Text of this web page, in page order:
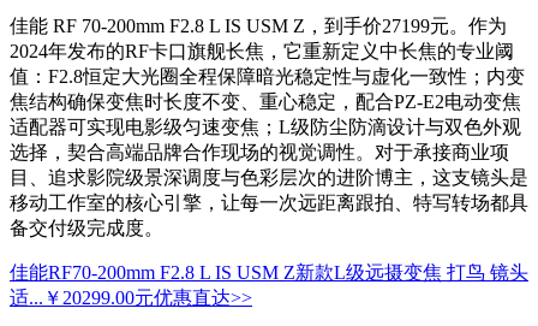
佳能 RF 70-200mm F2.8 L IS USM Z，到手价27199元。作为
2024年发布的RF卡口旗舰长焦，它重新定义中长焦的专业阈
值：F2.8恒定大光圈全程保障暗光稳定性与虚化一致性；内变
焦结构确保变焦时长度不变、重心稳定，配合PZ-E2电动变焦
适配器可实现电影级匀速变焦；L级防尘防滴设计与双色外观
选择，契合高端品牌合作现场的视觉调性。对于承接商业项
目、追求影院级景深调度与色彩层次的进阶博主，这支镜头是
移动工作室的核心引擎，让每一次远距离跟拍、特写转场都具
备交付级完成度。
佳能RF70-200mm F2.8 L IS USM Z新款L级远摄变焦 打鸟 镜头
适... ￥20299.00元优惠直达>>